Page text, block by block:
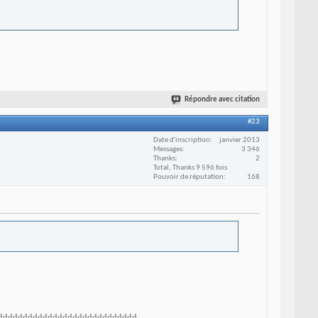
Répondre avec citation
#23
Date d'inscription
janvier 2013
Messages
3 346
Thanks
2
Total, Thanks 9 596 fois
Pouvoir de réputation
168